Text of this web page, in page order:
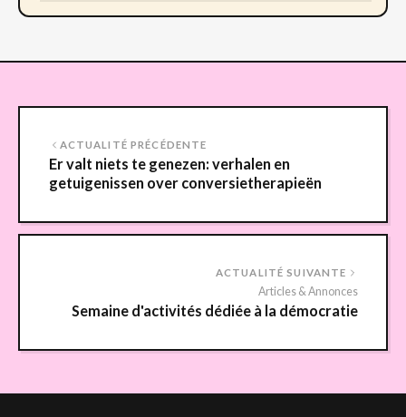
ACTUALITÉ PRÉCÉDENTE
Er valt niets te genezen: verhalen en
getuigenissen over conversietherapieën
ACTUALITÉ SUIVANTE
Articles & Annonces
Semaine d'activités dédiée à la démocratie